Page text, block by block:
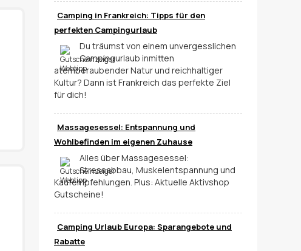
Camping in Frankreich: Tipps für den
perfekten Campingurlaub
Du träumst von einem unvergesslichen
Campingurlaub inmitten
atemberaubender Natur und reichhaltiger
Kultur? Dann ist Frankreich das perfekte Ziel
für dich!
Massagesessel: Entspannung und
Wohlbefinden im eigenen Zuhause
Alles über Massagesessel:
Stressabbau, Muskelentspannung und
Kaufempfehlungen. Plus: Aktuelle Aktivshop
Gutscheine!
Camping Urlaub Europa: Sparangebote und
Rabatte